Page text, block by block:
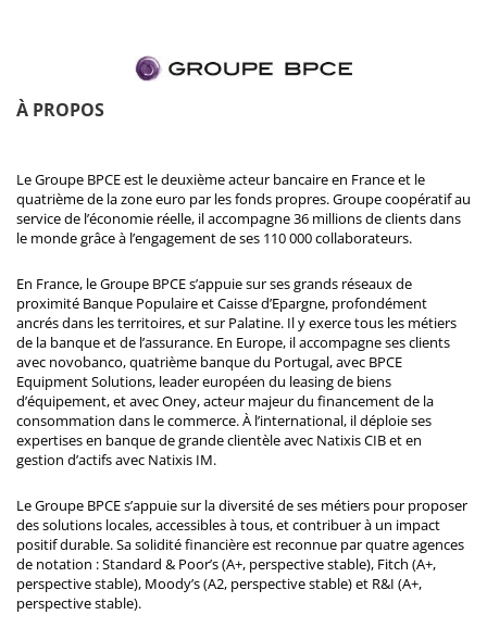
À PROPOS
Le Groupe BPCE est le deuxième acteur bancaire en France et le
quatrième de la zone euro par les fonds propres. Groupe coopératif au
service de l’économie réelle, il accompagne 36 millions de clients dans
le monde grâce à l’engagement de ses 110 000 collaborateurs.
En France, le Groupe BPCE s’appuie sur ses grands réseaux de
proximité Banque Populaire et Caisse d’Epargne, profondément
ancrés dans les territoires, et sur Palatine. Il y exerce tous les métiers
de la banque et de l’assurance. En Europe, il accompagne ses clients
avec novobanco, quatrième banque du Portugal, avec BPCE
Equipment Solutions, leader européen du leasing de biens
d’équipement, et avec Oney, acteur majeur du financement de la
consommation dans le commerce. À l’international, il déploie ses
expertises en banque de grande clientèle avec Natixis CIB et en
gestion d’actifs avec Natixis IM.
Le Groupe BPCE s’appuie sur la diversité de ses métiers pour proposer
des solutions locales, accessibles à tous, et contribuer à un impact
positif durable. Sa solidité financière est reconnue par quatre agences
de notation : Standard & Poor’s (A+, perspective stable), Fitch (A+,
perspective stable), Moody’s (A2, perspective stable) et R&I (A+,
perspective stable).